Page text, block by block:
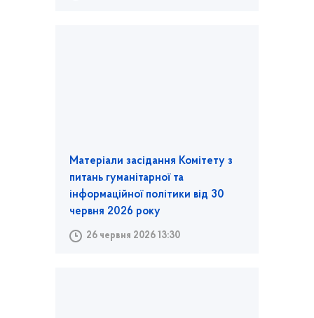
Матеріали засідання Комітету з
питань гуманітарної та
інформаційної політики від 30
червня 2026 року
26 червня 2026 13:30